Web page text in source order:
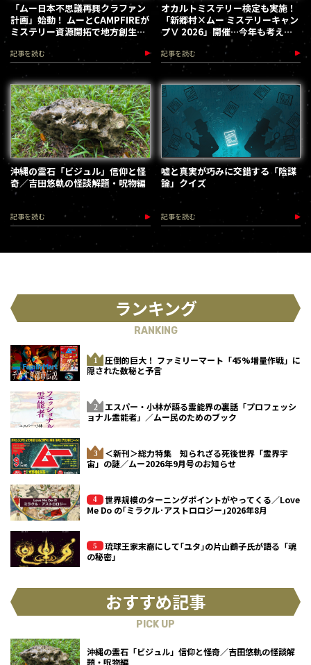
「ムー日本不思議再興クラファン
計画」始動！ ムーとCAMPFIREが
ミステリー資源開拓で地方創生を
加速します
記事を読む
オカルトミステリー検定も実施！
「新郷村×ムー ミステリーキャン
プⅤ 2026」開催…今年も考える
な、踊れ！（2026.9.12）
記事を読む
沖縄の霊石「ビジュル」信仰と怪
奇／吉田悠軌の怪談解題・呪物編
記事を読む
嘘と真実が巧みに交錯する「陰謀
論」クイズ
記事を読む
ランキング
RANKING
圧倒的巨大！ ファミリーマート「45%増量作戦」に
隠された数秘と予言
エスパー・小林が語る霊能界の裏話「プロフェッシ
ョナル霊能者」／ムー民のためのブック
＜新刊＞総力特集 知られざる死後世界「霊界宇
宙」の謎／ムー2026年9月号のお知らせ
世界規模のターニングポイントがやってくる／Love
Me Do の｢ミラクル･アストロロジー｣2026年8月
琉球王家末裔にして｢ユタ｣の片山鶴子氏が語る「魂
の秘密」
おすすめ記事
PICK UP
沖縄の霊石「ビジュル」信仰と怪奇／吉田悠軌の怪談解
題・呪物編